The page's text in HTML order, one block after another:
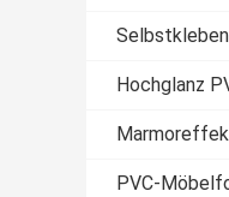
Hochglanz
PVC-